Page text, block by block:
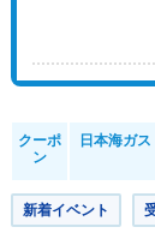
クーポ
ン
日本海ガ
新着イベント